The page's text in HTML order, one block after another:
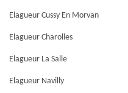
Elagueur Cussy En Morvan
Elagueur Charolles
Elagueur La Salle
Elagueur Navilly